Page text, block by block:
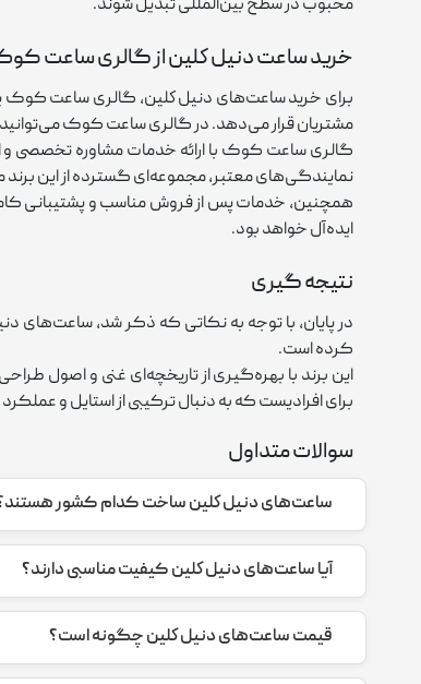
محبوب در سطح بین‌المللی تبدیل شوند.
خرید ساعت دنيل كلين از گالری ساعت
برای خرید ساعت‌های دنيل كلين، گالری ساعت کوک
مشتریان قرار می‌دهد. در گالری ساعت کوک
گالری ساعت کوک با ارائه خدمات مشاوره تخصصی و
نمایندگی‌های معتبر، مجموعه‌ای گسترده از این برند
همچنین، خدمات پس از فروش مناسب و پشتیبانی
ایده‌آل خواهد بود.
نتیجه گیری
در پایان، با توجه به نکاتی که ذکر شد، ساعت‌های
کرده است.
این برند با بهره‌گیری از تاریخچه‌ای غنی و اصول
برای افرادیست که به دنبال ترکیبی از استایل و
سوالات متداول
ساعت‌های دنيل كلين ساخت کدام کشور
استانداردهای بالا بهره می‌برند
آیا ساعت‌های دنيل كلين کیفیت مناسبی دارند؟
بله، ساعت‌های دنيل كلين به دلیل استفاده از
متنوع، باعث شده‌اند این ساعت‌ها از محبوبیت بالایی
قیمت ساعت‌های دنيل كلين چگونه است؟
ساعت‌های دنيل كلين به دلیل مدیریت بهینه